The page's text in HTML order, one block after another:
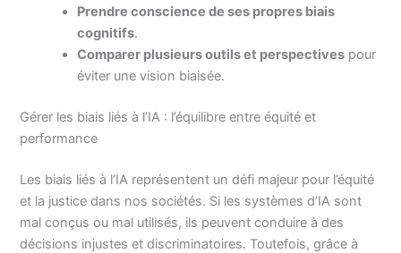
Prendre conscience de ses propres biais
cognitifs.
Comparer plusieurs outils et perspectives pour
éviter une vision biaisée.
Gérer les biais liés à l’IA : l’équilibre entre équité et
performance
Les biais liés à l’IA représentent un défi majeur pour l’équité
et la justice dans nos sociétés. Si les systèmes d’IA sont
mal conçus ou mal utilisés, ils peuvent conduire à des
décisions injustes et discriminatoires. Toutefois, grâce à